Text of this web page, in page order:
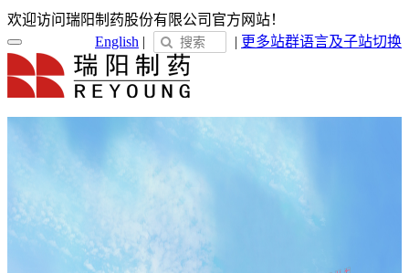
欢迎访问瑞阳制药股份有限公司官方网站！
语言及子站切换
English | | 更多站群
关于瑞阳
瑞阳简介
企业文化
新闻中心